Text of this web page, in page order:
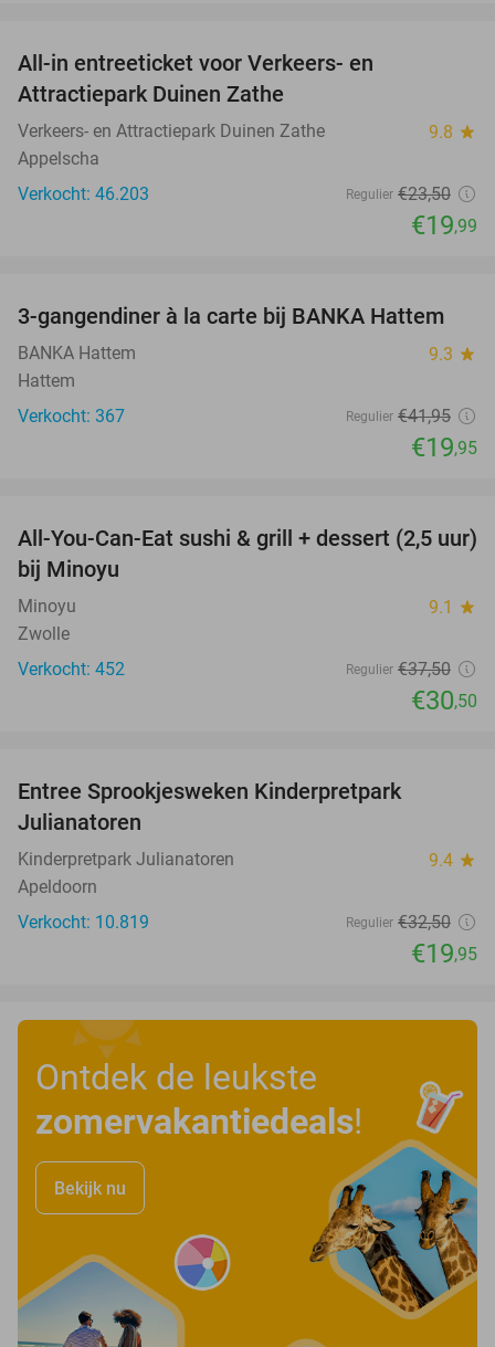
All-in entreeticket voor Verkeers- en
Attractiepark Duinen Zathe
Verkeers- en Attractiepark Duinen Zathe 9.8 star
Appelscha
Verkocht: 46.203
Regulier €23,50
€19,99
52%
3-gangendiner à la carte bij BANKA Hattem
BANKA Hattem 9.3 star
Hattem
Verkocht: 367
Regulier €41,95
€19,95
19%
All-You-Can-Eat sushi & grill + dessert (2,5 uur)
bij Minoyu
Minoyu 9.1 star
Zwolle
Verkocht: 452
Regulier €37,50
€30,50
Entree Sprookjesweken Kinderpretpark
Julianatoren
Kinderpretpark Julianatoren 9.4 star
Apeldoorn
Verkocht: 10.819
Regulier €32,50
€19,95
Ontdek de leukste
zomervakantiedeals!
Bekijk nu